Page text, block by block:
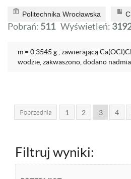
Politechnika Wrocławska
Pobrań: 511 Wyświetleń:
m = 0,3545 g , zawierającą
wodzie, zakwaszono, dodano
Poprzednia 1 2 3 4
Filtruj wyniki: